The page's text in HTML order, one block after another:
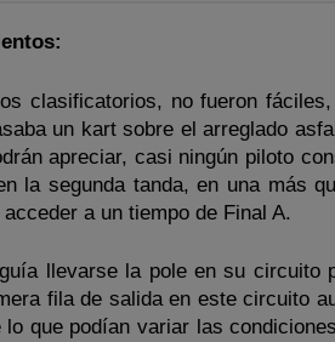
clasificatorios, no fueron
un kart sobre el arreglado
apreciar, casi ningún piloto
la segunda tanda, en una más
a un tiempo de Final A.
llevarse la pole en su circuito
fila de salida en este circuito
lo que podían variar las